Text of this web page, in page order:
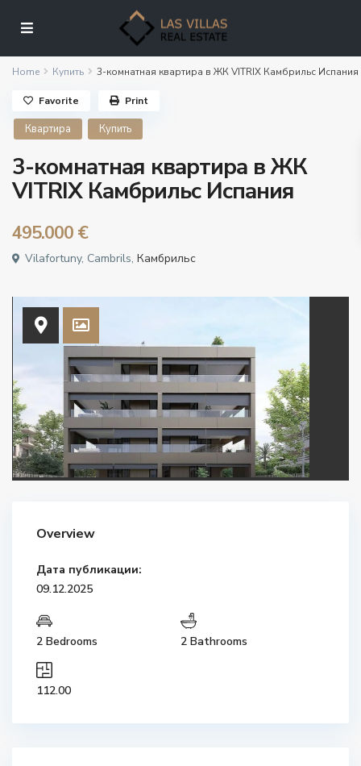
Home Купить 3-комнатная квартира в ЖК VITRIX Камбрильс Испания
Квартира Купить
3-комнатная квартира в ЖК
VITRIX Камбрильс Испания
495.000 €
Vilafortuny, Cambrils,Камбрильс
Favorite Print
Overview
Дата публикации:
09.12.2025
2 Bedrooms 2 Bathrooms
112.00